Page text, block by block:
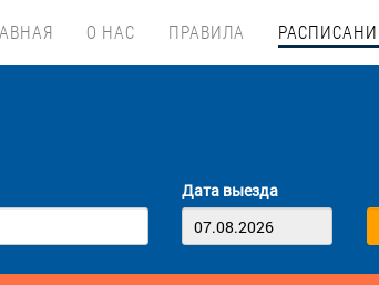
О НАС ПРАВИЛА
Дата выезда